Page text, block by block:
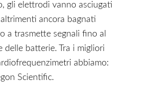
gli elettrodi vanno asciugati
ancora bagnati
a trasmette segnali fino al
delle batterie. Tra i migliori
abbiamo:
Scientific.